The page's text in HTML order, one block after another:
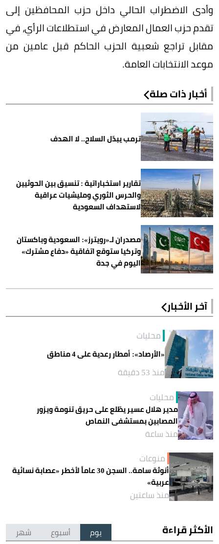
وأدى الاضطراب الحالي داخل حزب المحافظين إلى
تقدم حزب العمال المعارض في استطلاعات الرأي، في
مقابل تراجع شعبية الحزب الحاكم قبل عامين من
موعد الانتخابات العامة.
أخبار ذات صلة
ترمب يبدّل السلاح.. لا الهدف
تقارير استخباراتية : تنسيق بين الحوثيين
والحرس الثوري ومليشيات عراقية
لاستهداف السعودية
مصدران لـ«رويترز»: السعودية وباكستان
وتركيا ستوقع اتفاقية «دفاع مشترك»
اليوم في جدة
آخر الأخبار
محليات
«الأرصاد»: أمطار رعدية على 4 مناطق
منذ 53 دقيقة
محليات
مدير هلال عسير يطّلع على حريق تنومة ويزور
المصابين بمستشفى النماص
منذ ساعة
منوعات
أنوثة سامة.. السجن 30 عاماً لأخطر «عصابة نسائية
عربية»
منذ ساعتين
الأكثر قراءة يوم أسبوع شهر